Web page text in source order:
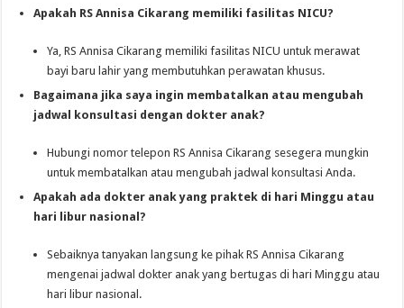
Apakah RS Annisa Cikarang memiliki fasilitas NICU?
Ya, RS Annisa Cikarang memiliki fasilitas NICU untuk merawat
bayi baru lahir yang membutuhkan perawatan khusus.
Bagaimana jika saya ingin membatalkan atau mengubah
jadwal konsultasi dengan dokter anak?
Hubungi nomor telepon RS Annisa Cikarang sesegera mungkin
untuk membatalkan atau mengubah jadwal konsultasi Anda.
Apakah ada dokter anak yang praktek di hari Minggu atau
hari libur nasional?
Sebaiknya tanyakan langsung ke pihak RS Annisa Cikarang
mengenai jadwal dokter anak yang bertugas di hari Minggu atau
hari libur nasional.